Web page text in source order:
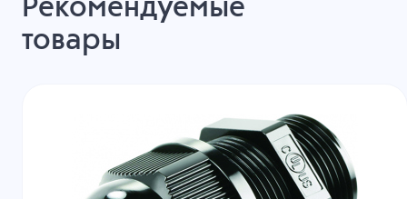
Рекомендуемые
товары